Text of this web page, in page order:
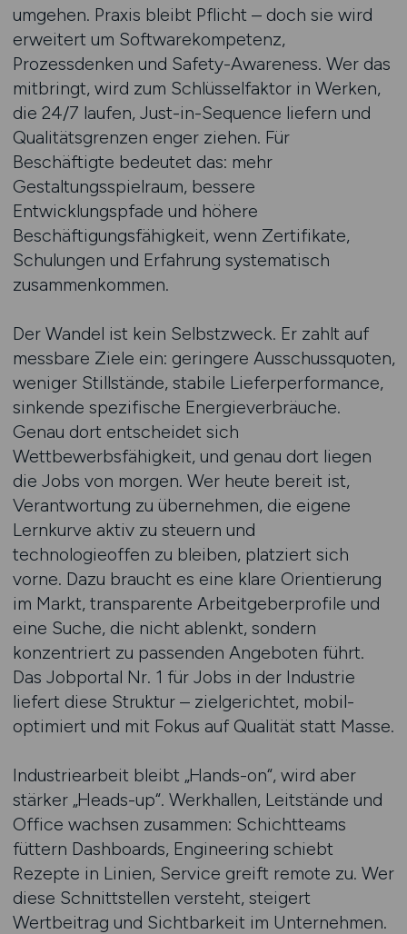
umgehen. Praxis bleibt Pflicht – doch sie wird
erweitert um Softwarekompetenz,
Prozessdenken und Safety-Awareness. Wer das
mitbringt, wird zum Schlüsselfaktor in Werken,
die 24/7 laufen, Just-in-Sequence liefern und
Qualitätsgrenzen enger ziehen. Für
Beschäftigte bedeutet das: mehr
Gestaltungsspielraum, bessere
Entwicklungspfade und höhere
Beschäftigungsfähigkeit, wenn Zertifikate,
Schulungen und Erfahrung systematisch
zusammenkommen.
Der Wandel ist kein Selbstzweck. Er zahlt auf
messbare Ziele ein: geringere Ausschussquoten,
weniger Stillstände, stabile Lieferperformance,
sinkende spezifische Energieverbräuche.
Genau dort entscheidet sich
Wettbewerbsfähigkeit, und genau dort liegen
die Jobs von morgen. Wer heute bereit ist,
Verantwortung zu übernehmen, die eigene
Lernkurve aktiv zu steuern und
technologieoffen zu bleiben, platziert sich
vorne. Dazu braucht es eine klare Orientierung
im Markt, transparente Arbeitgeberprofile und
eine Suche, die nicht ablenkt, sondern
konzentriert zu passenden Angeboten führt.
Das Jobportal Nr. 1 für Jobs in der Industrie
liefert diese Struktur – zielgerichtet, mobil-
optimiert und mit Fokus auf Qualität statt Masse.
Industriearbeit bleibt „Hands-on“, wird aber
stärker „Heads-up“. Werkhallen, Leitstände und
Office wachsen zusammen: Schichtteams
füttern Dashboards, Engineering schiebt
Rezepte in Linien, Service greift remote zu. Wer
diese Schnittstellen versteht, steigert
Wertbeitrag und Sichtbarkeit im Unternehmen.